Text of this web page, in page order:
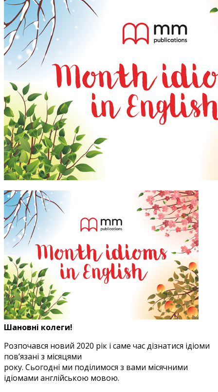
Шановні колеги!
Розпочався новий 2020 рік і саме час дізнатися ідіоми
пов’язані з місяцями
року. Сьогодні ми поділимося з вами місячними
ідіомами англійською мовою.